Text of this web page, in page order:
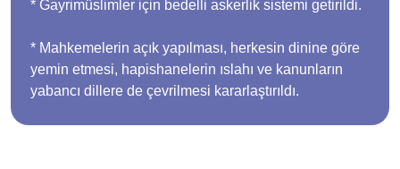
* Gayrimüslimler için bedelli askerlik sistemi getirildi.
* Mahkemelerin açık yapılması, herkesin dinine göre
yemin etmesi, hapishanelerin ıslahı ve kanunların
yabancı dillere de çevrilmesi kararlaştırıldı.